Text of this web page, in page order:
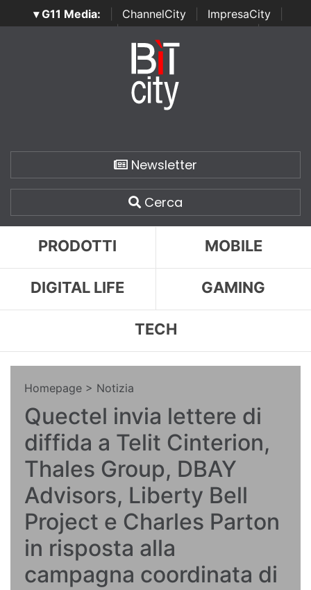
▾ G11 Media: ChannelCity ImpresaCity
SecurityOpenLab | Italian Channel Awards | Italian
Italian Security Awards
Newsletter
Cerca
PRODOTTI MOBILE
DIGITAL LIFE GAMING
TECH
Homepage > Notizia
Quectel invia lettere di
diffida a Telit Cinterion,
Thales Group, DBAY
Advisors, Liberty Bell
Project e Charles Parton
in risposta alla
campagna coordinata di